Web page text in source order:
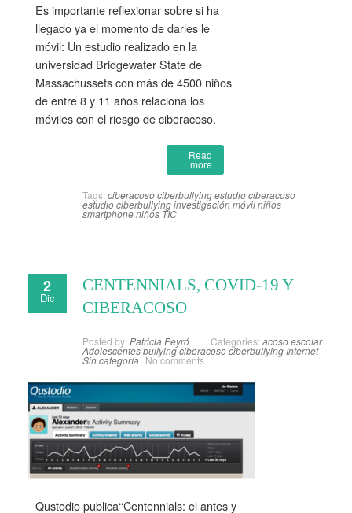
Es importante reflexionar sobre si ha
llegado ya el momento de darles le
móvil: Un estudio realizado en la
universidad Bridgewater State de
Massachussets con más de 4500 niños
de entre 8 y 11 años relaciona los
móviles con el riesgo de ciberacoso.
Read
more
Tags: ciberacosociberbullyingestudio ciberacoso
estudio ciberbullyinginvestigaciónmóvil niños
smartphone niños TIC
2
Dic
CENTENNIALS, COVID-19 Y
CIBERACOSO
Posted by: Patricia Peyró Categories: acoso escolar
Adolescentesbullyingciberacosociberbullying Internet
Sin categoría No comments
Qustodio publica‘‘Centennials: el antes y